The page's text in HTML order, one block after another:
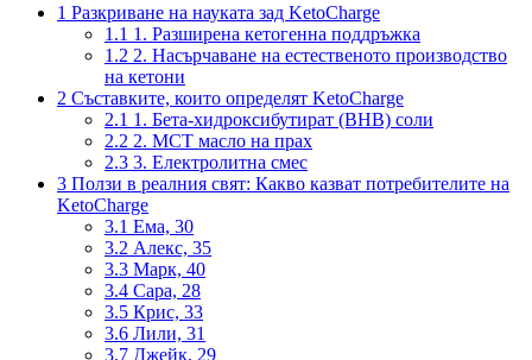
1 Разкриване на науката зад KetoCharge
1.1 1. Разширена кетогенна поддръжка
1.2 2. Насърчаване на естественото производство
на кетони
2 Съставките, които определят KetoCharge
2.1 1. Бета-хидроксибутират (BHB) соли
2.2 2. MCT масло на прах
2.3 3. Електролитна смес
3 Ползи в реалния свят: Какво казват потребителите на
KetoCharge
3.1 Ема, 30
3.2 Алекс, 35
3.3 Марк, 40
3.4 Сара, 28
3.5 Крис, 33
3.6 Лили, 31
3.7 Джейк, 29